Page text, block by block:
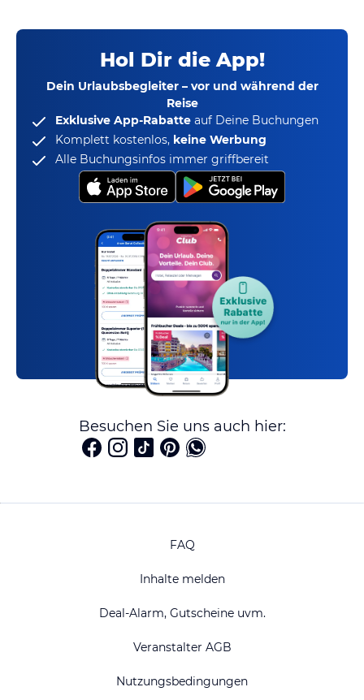
Hol Dir die App!
Dein Urlaubsbegleiter – vor und während der
Reise
Exklusive App-Rabatte auf Deine Buchungen
Komplett kostenlos, keine Werbung
Alle Buchungsinfos immer griffbereit
Besuchen Sie uns auch hier:
FAQ
Inhalte melden
Deal-Alarm, Gutscheine uvm.
Veranstalter AGB
Nutzungsbedingungen